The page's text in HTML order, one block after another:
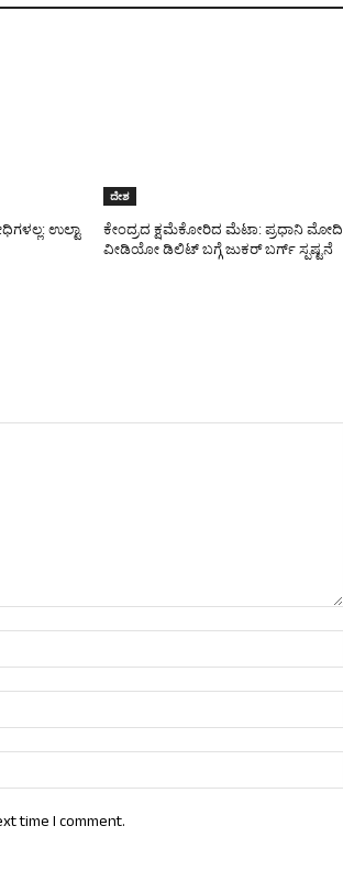
ಉಲ್ಟಾ
ದೇಶ
ಕೇಂದ್ರದ ಕ್ಷಮೆಕೋರಿದ ಮೆಟಾ: ಪ್ರಧಾನಿ ಮೋದಿ
ವೀಡಿಯೋ ಡಿಲಿಟ್ ಬಗ್ಗೆ ಜುಕರ್ ಬರ್ಗ್ ಸ್ಪಷ್ಟನೆ
time I comment.